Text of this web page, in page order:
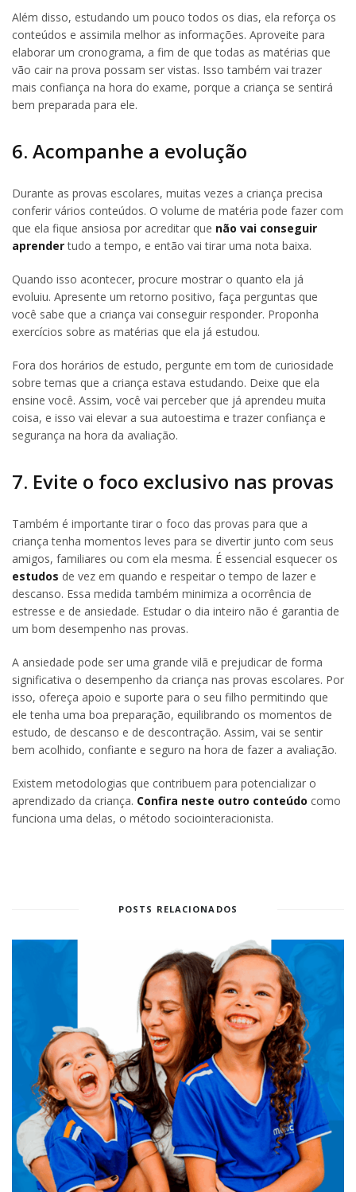
Além disso, estudando um pouco todos os dias, ela reforça os
conteúdos e assimila melhor as informações. Aproveite para
elaborar um cronograma, a fim de que todas as matérias que
vão cair na prova possam ser vistas. Isso também vai trazer
mais confiança na hora do exame, porque a criança se sentirá
bem preparada para ele.
6. Acompanhe a evolução
Durante as provas escolares, muitas vezes a criança precisa
conferir vários conteúdos. O volume de matéria pode fazer com
que ela fique ansiosa por acreditar que não vai conseguir
aprendertudo a tempo, e então vai tirar uma nota baixa.
Quando isso acontecer, procure mostrar o quanto ela já
evoluiu. Apresente um retorno positivo, faça perguntas que
você sabe que a criança vai conseguir responder. Proponha
exercícios sobre as matérias que ela já estudou.
Fora dos horários de estudo, pergunte em tom de curiosidade
sobre temas que a criança estava estudando. Deixe que ela
ensine você. Assim, você vai perceber que já aprendeu muita
coisa, e isso vai elevar a sua autoestima e trazer confiança e
segurança na hora da avaliação.
7. Evite o foco exclusivo nas provas
Também é importante tirar o foco das provas para que a
criança tenha momentos leves para se divertir junto com seus
amigos, familiares ou com ela mesma. É essencial esquecer os
estudos de vez em quando e respeitar o tempo de lazer e
descanso. Essa medida também minimiza a ocorrência de
estresse e de ansiedade. Estudar o dia inteiro não é garantia de
um bom desempenho nas provas.
A ansiedade pode ser uma grande vilã e prejudicar de forma
significativa o desempenho da criança nas provas escolares. Por
isso, ofereça apoio e suporte para o seu filho permitindo que
ele tenha uma boa preparação, equilibrando os momentos de
estudo, de descanso e de descontração. Assim, vai se sentir
bem acolhido, confiante e seguro na hora de fazer a avaliação.
Existem metodologias que contribuem para potencializar o
aprendizado da criança. Confira neste outro conteúdo como
funciona uma delas, o método sociointeracionista.
POSTS RELACIONADOS